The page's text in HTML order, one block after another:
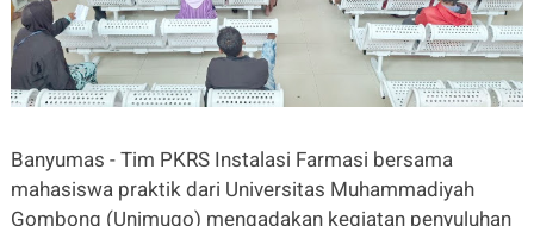
Banyumas - Tim PKRS Instalasi Farmasi bersama
mahasiswa praktik dari Universitas Muhammadiyah
Gombong (Unimugo) mengadakan kegiatan penyuluhan